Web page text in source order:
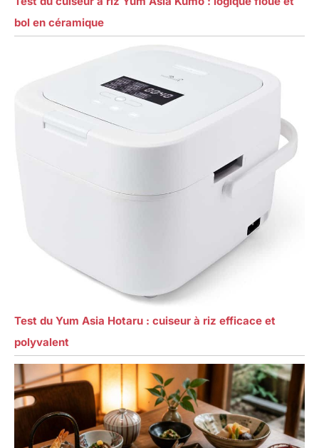
bol en céramique
Test du Yum Asia Hotaru : cuiseur à riz efficace et
polyvalent